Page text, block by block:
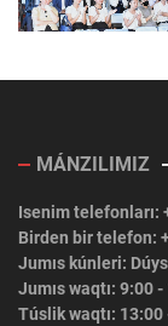
MÁNZILIMIZ
Isenim telefonları:
Birden bir telefon:
Jumıs kúnleri:
Jumıs waqtı: 9:00
Túslik waqtı: 13:00